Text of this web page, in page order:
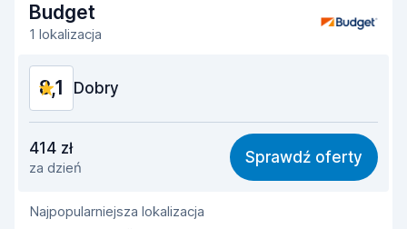
Czystość samochodu 8,0
Stan samochodu
Budget
1 lokalizacja
8,1 Dobry
7,7
Łatwość znalezienia 8,2
Pomocność przedstawiciela
414 zł
za dzień
Sprawdź oferty
Najpopularniejsza lokalizacja